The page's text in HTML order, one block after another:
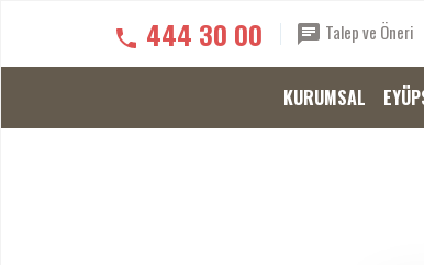
444 30 00 Talep ve Öneri
KURUMSAL